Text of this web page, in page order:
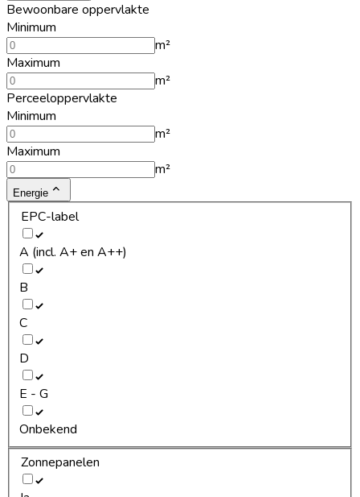
Bewoonbare oppervlakte
Minimum
m²
Maximum
m²
Perceeloppervlakte
Minimum
m²
Maximum
m²
Energie
EPC-label
A (incl. A+ en A++)
B
C
D
E - G
Onbekend
Zonnepanelen